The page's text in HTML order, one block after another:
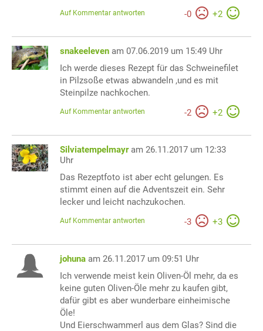
-0 +2
Auf Kommentar antworten
snakeeleven am 07.06.2019 um 15:49 Uhr
Ich werde dieses Rezept für das Schweinefilet
in Pilzsoße etwas abwandeln ,und es mit
Steinpilze nachkochen.
-2 +2
Auf Kommentar antworten
Silviatempelmayr am 26.11.2017 um 12:33
Uhr
Das Rezeptfoto ist aber echt gelungen. Es
stimmt einen auf die Adventszeit ein. Sehr
lecker und leicht nachzukochen.
-3 +3
Auf Kommentar antworten
johuna am 26.11.2017 um 09:51 Uhr
Ich verwende meist kein Oliven-Öl mehr, da es
keine guten Oliven-Öle mehr zu kaufen gibt,
dafür gibt es aber wunderbare einheimische
Öle!
Und Eierschwammerl aus dem Glas? Sind die